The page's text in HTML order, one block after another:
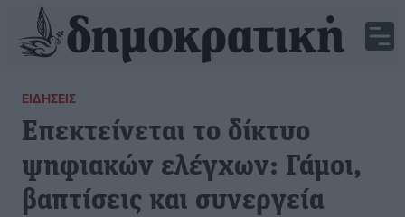
ΕΙΔΉΣΕΙΣ
Επεκτείνεται το δίκτυο
ψηφιακών ελέγχων: Γάμοι,
βαπτίσεις και συνεργεία